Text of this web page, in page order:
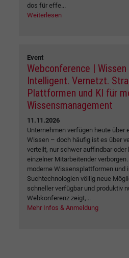
dos für effe...
Weiterlesen
Event
Webconference |
Intelligent. Vernetzt.
Plattformen und KI für
Wissensmanagement
11.11.2026
Unternehmen verfügen heute über
Wissen – doch häufig ist es über
verteilt, nur schwer auffindbar oder
einzelner Mitarbeitender
moderne Wissensplattformen und
Suchtechnologien völlig neue
schneller verfügbar und produktiv
Webkonferenz zeigt,...
Mehr Infos & Anmeldung